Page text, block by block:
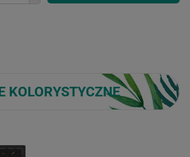
KOLORYSTYCZNE